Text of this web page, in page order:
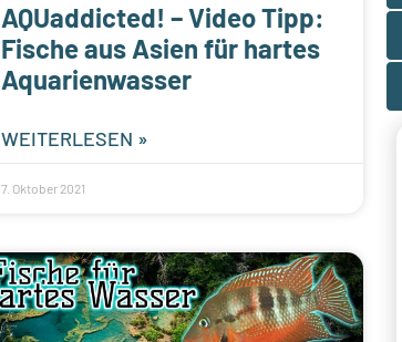
AQUaddicted! – Video Tipp:
Fische aus Asien für hartes
Aquarienwasser
WEITERLESEN »
7. Oktober 2021